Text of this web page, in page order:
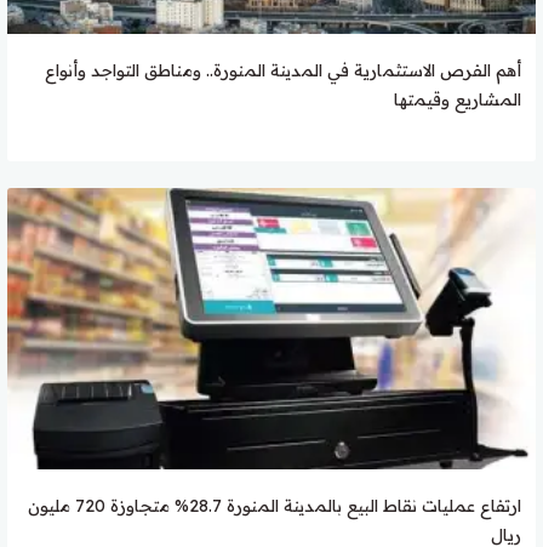
أهم الفرص الاستثمارية في المدينة المنورة.. ومناطق التواجد وأنواع
المشاريع وقيمتها
ارتفاع عمليات نقاط البيع بالمدينة المنورة 28.7% متجاوزة 720 مليون
ريال